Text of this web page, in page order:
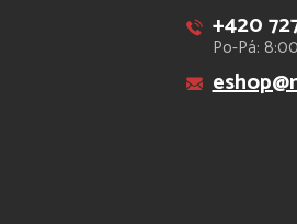
+420
Po-Pá: